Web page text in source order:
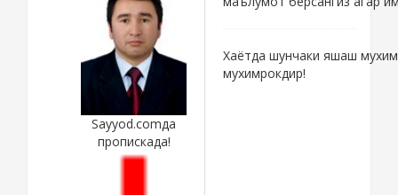
Sayyod.comда
пропискада!
Хаётда шунчаки яшаш
мухимрокдир!